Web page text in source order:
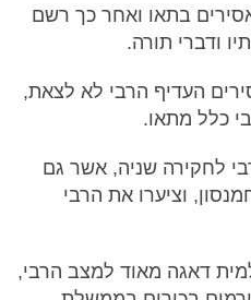
בתאו ואחר כך רשם
ודברי תורה.
העדיף הרבי לא לצאת,
כלל מתאו.
נקרא הרבי לחקירה שניה, אשר גם
וציערו את הרבי
דאגה מאוד למצב הרבי,